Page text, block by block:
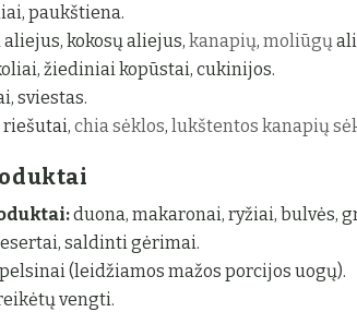
paukštiena.
kokosų aliejus, kanapių, moliūgų
žiediniai kopūstai, cukinijos.
sviestas.
chia sėklos, lukštentos kanapių
duona, makaronai, ryžiai, bulvės,
saldinti gėrimai.
(leidžiamos mažos porcijos uogų).
vengti.